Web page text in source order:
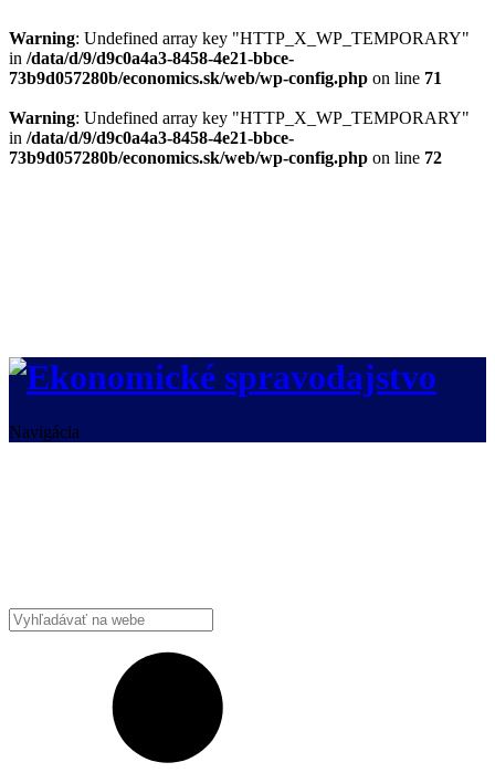
Warning: Undefined array key "HTTP_X_WP_TEMPORARY"
in /data/d/9/d9c0a4a3-8458-4e21-bbce-
73b9d057280b/economics.sk/web/wp-config.php on line 71
Warning: Undefined array key "HTTP_X_WP_TEMPORARY"
in /data/d/9/d9c0a4a3-8458-4e21-bbce-
73b9d057280b/economics.sk/web/wp-config.php on line 72
Navigácia